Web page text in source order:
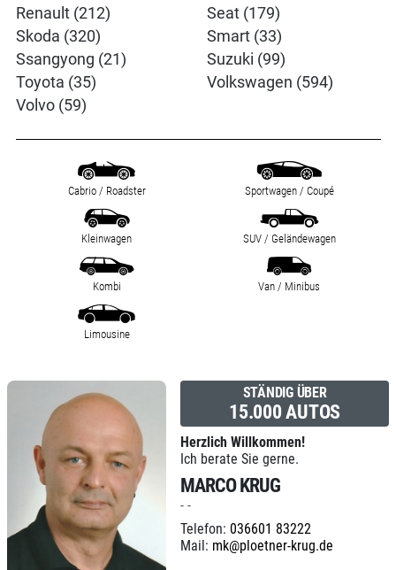
Renault (212)
Seat (179)
Skoda (320)
Smart (33)
Ssangyong (21)
Suzuki (99)
Toyota (35)
Volkswagen (594)
Volvo (59)
Cabrio / Roadster Sportwagen / Coupé
Kleinwagen SUV / Geländewagen
Kombi Van / Minibus
Limousine
STÄNDIG ÜBER
15.000 AUTOS
Herzlich Willkommen!
Ich berate Sie gerne.
MARCO KRUG
- -
Telefon: 036601 83222
Mail: mk@ploetner-krug.de